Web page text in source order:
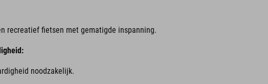
recreatief fietsen met gematigde inspanning.
noodzakelijk.